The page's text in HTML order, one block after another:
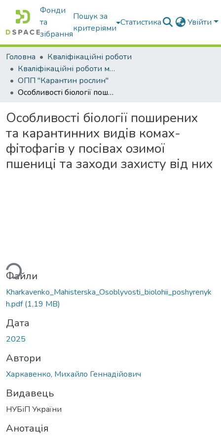
Фонди
та
зібрання
Пошук за
критеріями
Статистика Увійти
Головна
Кваліфікаційні роботи
Кваліфікаційні роботи магістрів
ОПП "Карантин рослин"
Особливості біології поширених та карантинних видів комах-фітофагів у посівах озимої пшениці та заходи захисту від них
Особливості біології поширених
та карантинних видів комах-
фітофагів у посівах озимої
пшениці та заходи захисту від них
Файли
Kharkavenko_Mahisterska_Osoblyvosti_biolohii_poshyrenyk
h.pdf(1,19 MB)
Дата
2025
Автори
Харкавенко, Михайло Геннадійович
Видавець
НУБіП України
Анотація